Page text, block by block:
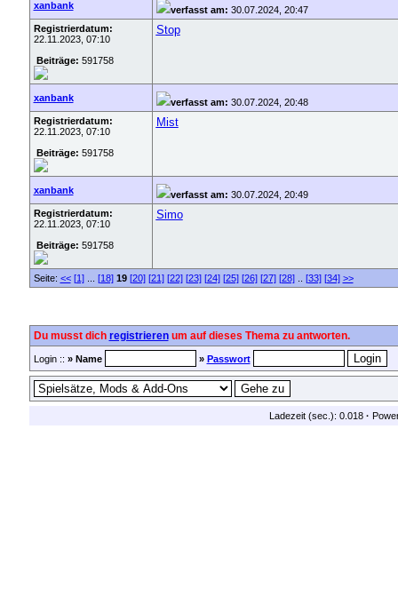
xanbank verfasst am: 30.07.2024, 20:47
Registrierdatum:
22.11.2023, 07:10
Beiträge: 591758
Stop
xanbank verfasst am: 30.07.2024, 20:48
Registrierdatum:
22.11.2023, 07:10
Beiträge: 591758
Mist
xanbank verfasst am: 30.07.2024, 20:49
Registrierdatum:
22.11.2023, 07:10
Beiträge: 591758
Simo
Seite: << [1]... [18] 19 [20] [21] [22] [23] [24] [25] [26] [27] [28].. [33] [34] >>
Du musst dich registrierenum auf dieses Thema zu antworten.
Login :: » Name » Passwort
Ladezeit (sec.): 0.018 ·